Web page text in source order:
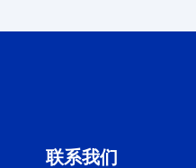
联系我们